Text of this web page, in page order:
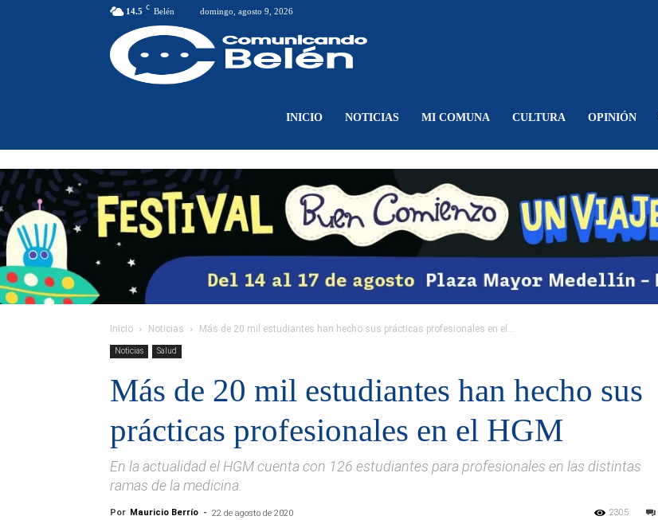
14.5 C Belén domingo, agosto 9, 2026
Belén
INICIO NOTICIAS MI COMUNA CULTURA OPINIÓN
Inicio Noticias Más de 20 mil estudiantes han hecho sus prácticas profesionales en el...
Noticias Salud
Más de 20 mil estudiantes han hecho sus
prácticas profesionales en el HGM
En la actualidad el HGM cuenta con 126 estudiantes para profesionales en las distintas
ramas de la medicina.
Por Mauricio Berrío - 22 de agosto de 2020 2305